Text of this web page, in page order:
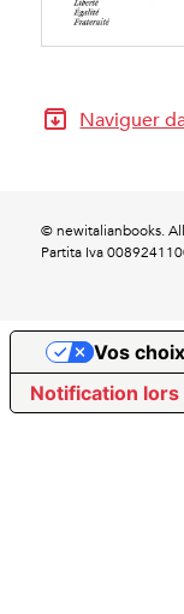
Naviguer
© newitalianbooks.
Partita Iva
Notification lors
Vos